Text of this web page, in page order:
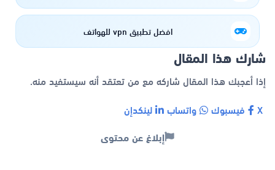
افضل تطبيق vpn للهواتف
شارك هذا المقال
إذا أعجبك هذا المقال شاركه مع من تعتقد أنه سيستفيد منه.
فيسبوك واتساب لينكدإن
إبلاغ عن محتوى